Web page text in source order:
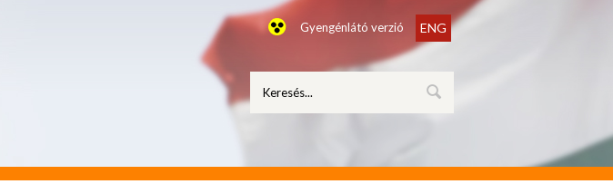
Gyengénlátó verzió ENG